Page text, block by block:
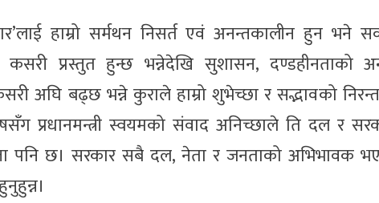
हाम्रो सर्मथन निसर्त एवं अनन्तकालीन हुन भने
कसरी प्रस्तुत हुन्छ भन्नेदेखि सुशासन, दण्डहीनताको
अघि बढ्छ भन्ने कुराले हाम्रो शुभेच्छा र सद्भावको
प्रधानमन्त्री स्वयमको संवाद अनिच्छाले ति दल र
पनि छ। सरकार सबै दल, नेता र जनताको अभिभावक